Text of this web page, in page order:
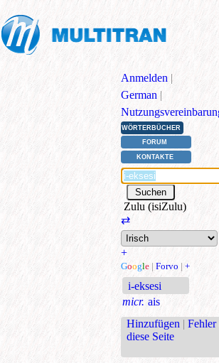
Anmelden |
German |
WÖRTERBÜCHER
FORUM
KONTAKTE
Zulu (isiZulu)
⇄
+
Google | Forvo | +
i-eksesi
micr. ais
Hinzufügen | Fehler
diese Seite